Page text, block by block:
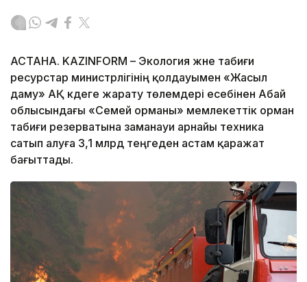
АСТАНА. KAZINFORM – Экология және табиғи
ресурстар министрлігінің қолдауымен «Жасыл
даму» АҚ кәдеге жарату төлемдері есебінен Абай
облысындағы «Семей орманы» мемлекеттік орман
табиғи резерватына заманауи арнайы техника
сатып алуға 3,1 млрд теңгеден астам қаражат
бағыттады.